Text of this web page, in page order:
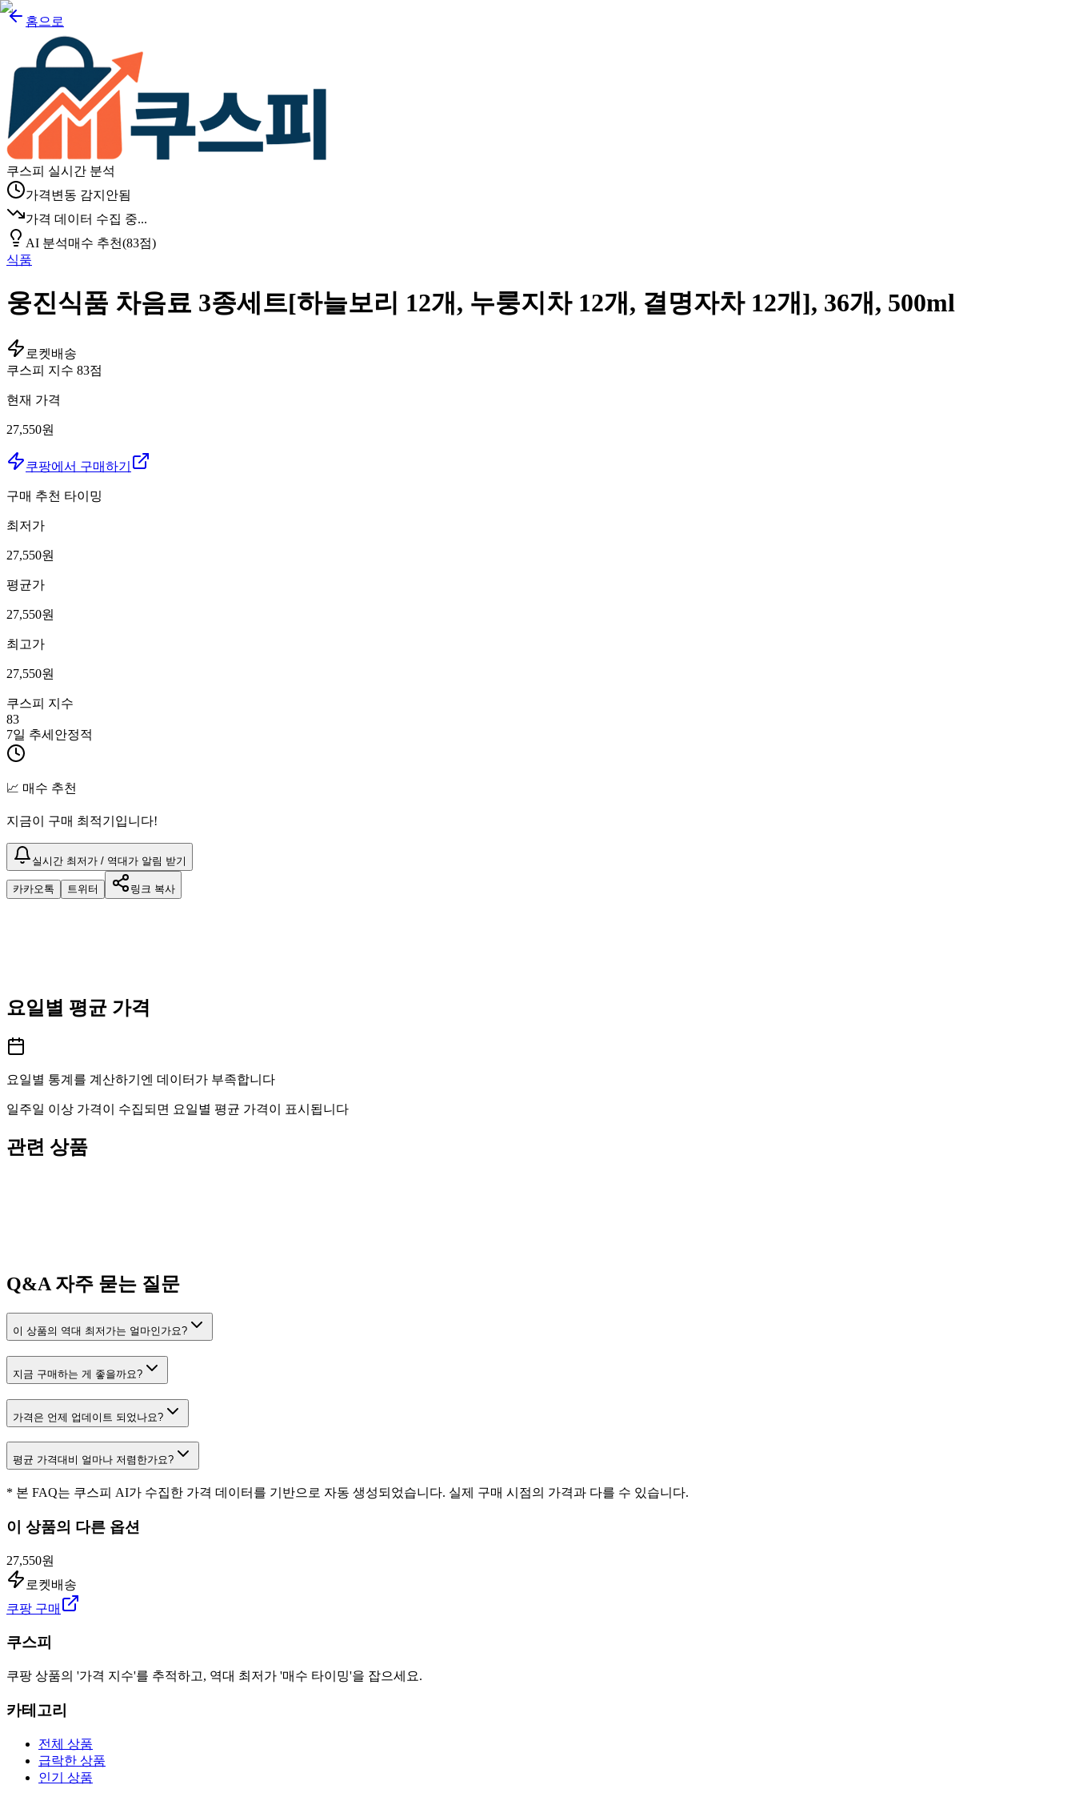
홈으로
쿠스피 실시간 분석
가격변동 감지안됨
가격 데이터 수집 중...
AI 분석매수 추천(83점)
식품
웅진식품 차음료 3종세트[하늘보리 12개, 누룽지차 12개, 결명자차 12개], 36개, 500ml
로켓배송
쿠스피 지수 83점
현재 가격
27,550원
쿠팡에서 구매하기
구매 추천 타이밍
최저가
27,550원
평균가
27,550원
최고가
27,550원
쿠스피 지수
83
7일 추세 안정적
📈 매수 추천
지금이 구매 최적기입니다!
실시간 최저가 / 역대가 알림 받기
카카오톡 트위터 링크 복사
요일별 평균 가격
요일별 통계를 계산하기엔 데이터가 부족합니다
일주일 이상 가격이 수집되면 요일별 평균 가격이 표시됩니다
관련 상품
Q&A자주 묻는 질문
이 상품의 역대 최저가는 얼마인가요?
지금 구매하는 게 좋을까요?
가격은 언제 업데이트 되었나요?
평균 가격대비 얼마나 저렴한가요?
* 본 FAQ는 쿠스피 AI가 수집한 가격 데이터를 기반으로 자동 생성되었습니다. 실제 구매 시점의 가격과 다를 수 있습니다.
이 상품의 다른 옵션
27,550원
로켓배송
쿠팡 구매
쿠스피
쿠팡 상품의 '가격 지수'를 추적하고, 역대 최저가 '매수 타이밍'을 잡으세요.
카테고리
전체 상품
급락한 상품
인기 상품